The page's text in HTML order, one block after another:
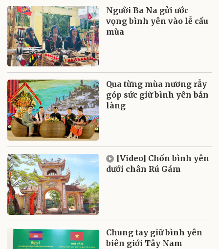
Người Ba Na gửi ước
vọng bình yên vào lễ cầu
mùa
Qua từng mùa nương rẫy
góp sức giữ bình yên bản
làng
[Video] Chốn bình yên
dưới chân Rú Gám
Chung tay giữ bình yên
biên giới Tây Nam